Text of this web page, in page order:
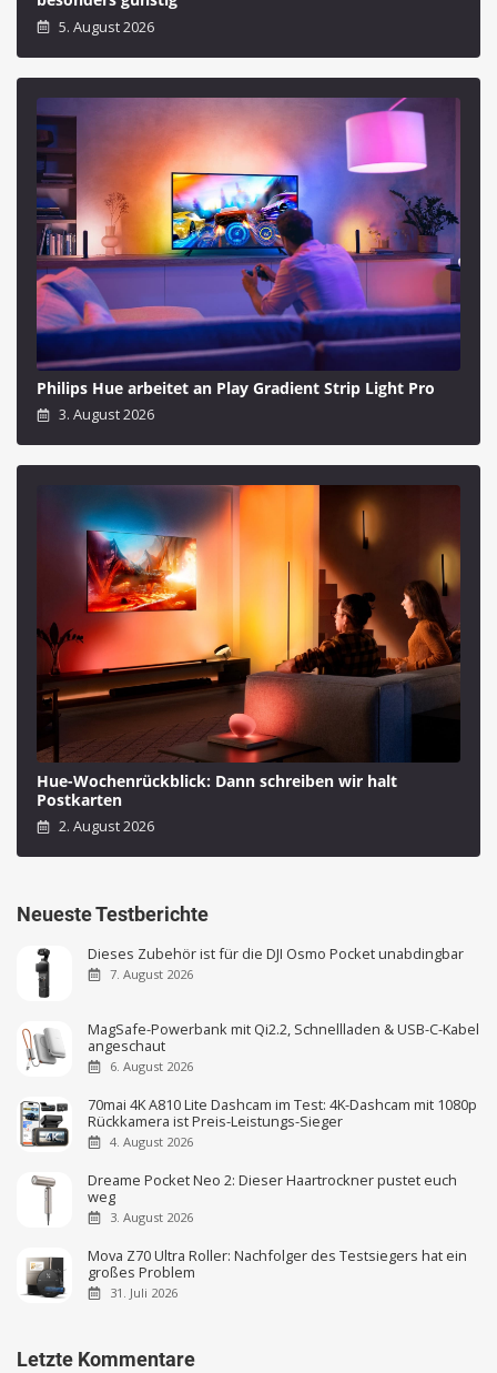
5. August 2026
Philips Hue arbeitet an Play Gradient Strip Light Pro
3. August 2026
Hue-Wochenrückblick: Dann schreiben wir halt
Postkarten
2. August 2026
Neueste Testberichte
Dieses Zubehör ist für die DJI Osmo Pocket unabdingbar
7. August 2026
MagSafe-Powerbank mit Qi2.2, Schnellladen & USB-C-Kabel
angeschaut
6. August 2026
70mai 4K A810 Lite Dashcam im Test: 4K-Dashcam mit 1080p
Rückkamera ist Preis-Leistungs-Sieger
4. August 2026
Dreame Pocket Neo 2: Dieser Haartrockner pustet euch
weg
3. August 2026
Mova Z70 Ultra Roller: Nachfolger des Testsiegers hat ein
großes Problem
31. Juli 2026
Letzte Kommentare